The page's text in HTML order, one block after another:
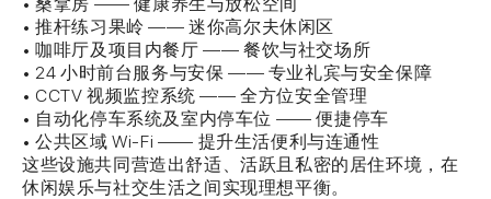
• 推杆练习果岭 —— 迷你高尔夫休闲区
• 咖啡厅及项目内餐厅 —— 餐饮与社交场所
• 24 小时前台服务与安保 —— 专业礼宾与安全保障
• CCTV 视频监控系统 —— 全方位安全管理
• 自动化停车系统及室内停车位 —— 便捷停车
• 公共区域 Wi-Fi —— 提升生活便利与连通性
这些设施共同营造出舒适、活跃且私密的居住环境，在
休闲娱乐与社交生活之间实现理想平衡。